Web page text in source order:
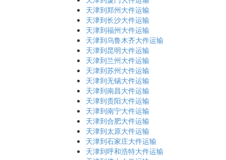
天津到郑州大件运输
天津到长沙大件运输
天津到福州大件运输
天津到乌鲁木齐大件运输
天津到昆明大件运输
天津到兰州大件运输
天津到苏州大件运输
天津到无锡大件运输
天津到南昌大件运输
天津到贵阳大件运输
天津到南宁大件运输
天津到合肥大件运输
天津到太原大件运输
天津到石家庄大件运输
天津到呼和浩特大件运输